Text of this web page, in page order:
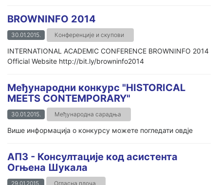
BROWNINFO 2014
30.01.2015. Конференције и скупови
INTERNATIONAL ACADEMIC CONFERENCE BROWNINFO 2014
Official Website http://bit.ly/browninfo2014
Међународни конкурс "HISTORICAL
MEETS CONTEMPORARY"
30.01.2015. Међународна сарадња
Више информација о конкурсу можете погледати овдје
АП3 - Консултације код асистента
Огњена Шукала
29.01.2015.
Огласна плоча